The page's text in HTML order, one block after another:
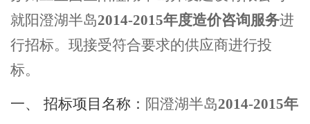
就阳澄湖半岛2014-2015年度造价咨询服务进
行招标。现接受符合要求的供应商进行投
标。
一、 招标项目名称： 阳澄湖半岛2014-2015年